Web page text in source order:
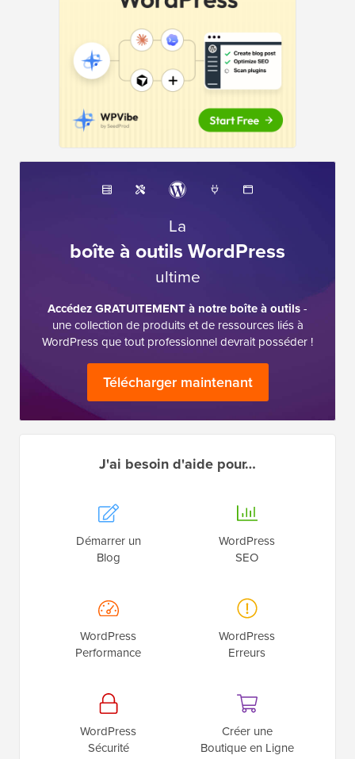
La
boîte à outils WordPress
ultime
Accédez GRATUITEMENT à notre boîte à outils-
une collection de produits et de ressources liés à
WordPress que tout professionnel devrait posséder !
Télécharger maintenant
J'ai besoin d'aide pour…
Démarrer un
Blog
WordPress
SEO
WordPress
Performance
WordPress
Erreurs
WordPress
Sécurité
Créer une
Boutique en Ligne